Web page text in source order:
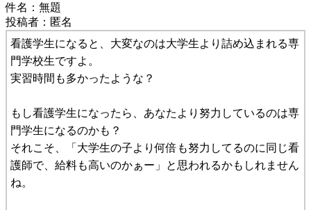
件名：無題
投稿者：匿名
看護学生になると、大変なのは大学生より詰め込まれる専
門学校生ですよ。
実習時間も多かったような？
もし看護学生になったら、あなたより努力しているのは専
門学生になるのかも？
それこそ、「大学生の子より何倍も努力してるのに同じ看
護師で、給料も高いのかぁー」と思われるかもしれません
ね。